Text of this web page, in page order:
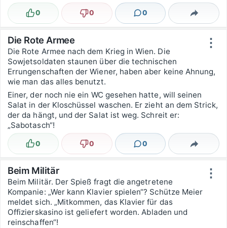
Lustig
0 Nicht lustig
0 0
Kommentare Teilen
⋮
Die Rote Armee
Die Rote Armee nach dem Krieg in Wien. Die
Sowjetsoldaten staunen über die technischen
Errungenschaften der Wiener, haben aber keine Ahnung,
wie man das alles benutzt.
Einer, der noch nie ein WC gesehen hatte, will seinen
Salat in der Kloschüssel waschen. Er zieht an dem Strick,
der da hängt, und der Salat ist weg. Schreit er:
„Sabotasch“!
Lustig
0 Nicht lustig
0 0
Kommentare Teilen
⋮
Beim Militär
Beim Militär. Der Spieß fragt die angetretene
Kompanie: „Wer kann Klavier spielen“? Schütze Meier
meldet sich. „Mitkommen, das Klavier für das
Offizierskasino ist geliefert worden. Abladen und
reinschaffen“!